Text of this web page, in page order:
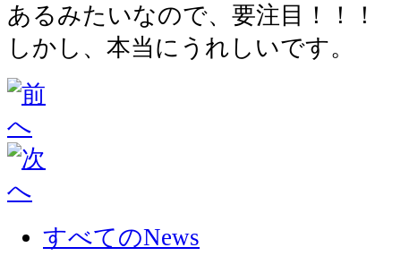
あるみたいなので、要注目！！！
しかし、本当にうれしいです。
すべてのNews